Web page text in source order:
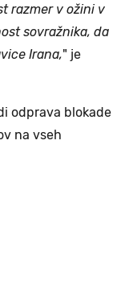
razmer v ožini v
sovražnika, da
Irana," je
odprava blokade
na vseh